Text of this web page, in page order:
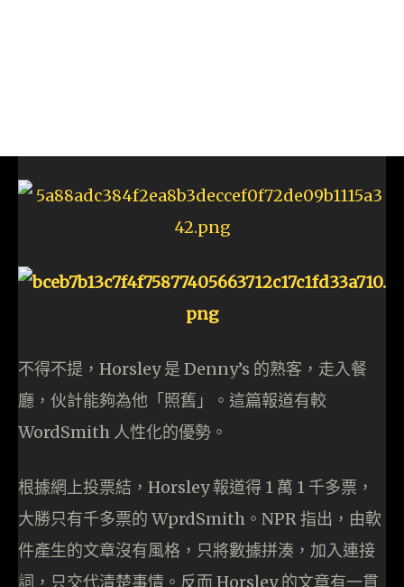
不得不提，Horsley 是 Denny’s 的熟客，走入餐
廳，伙計能夠為他「照舊」。這篇報道有較
WordSmith 人性化的優勢。
根據網上投票結，Horsley 報道得 1 萬 1 千多票，
大勝只有千多票的 WprdSmith。NPR 指出，由軟
件產生的文章沒有風格，只將數據拼湊，加入連接
詞，只交代清楚事情。反而 Horsley 的文章有一貫